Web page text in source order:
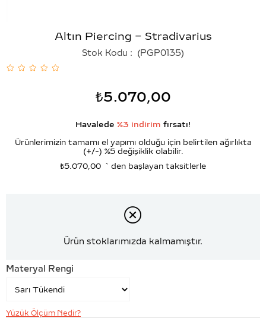
Altın Piercing – Stradivarius
Stok Kodu (PGP0135)
₺5.070,00
Havalede %3 indirim fırsatı!
Ürünlerimizin tamamı el yapımı olduğu için belirtilen ağırlıkta
(+/-) %5 değişiklik olabilir.
₺5.070,00 `den başlayan taksitlerle
Ürün stoklarımızda kalmamıştır.
Materyal Rengi
Yüzük Ölçüm Nedir?